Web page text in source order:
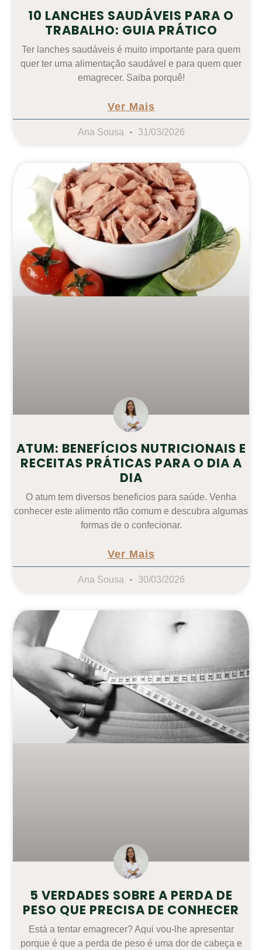
10 LANCHES SAUDÁVEIS PARA O
TRABALHO: GUIA PRÁTICO
Ter lanches saudáveis é muito importante para quem
quer ter uma alimentação saudável e para quem quer
emagrecer. Saiba porquê!
Ver Mais
Ana Sousa 31/03/2026
ATUM: BENEFÍCIOS NUTRICIONAIS E
RECEITAS PRÁTICAS PARA O DIA A
DIA
O atum tem diversos beneficios para saúde. Venha
conhecer este alimento rtão comum e descubra algumas
formas de o confecionar.
Ver Mais
Ana Sousa 30/03/2026
5 VERDADES SOBRE A PERDA DE
PESO QUE PRECISA DE CONHECER
Está a tentar emagrecer? Aqui vou-lhe apresentar
porque é que a perda de peso é uma dor de cabeça e